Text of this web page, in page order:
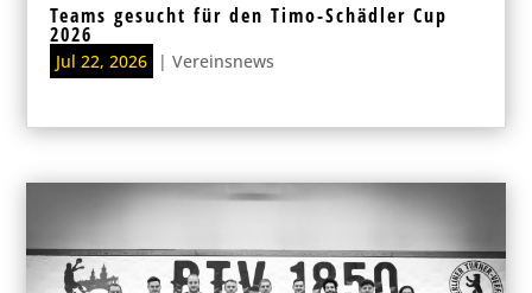
Teams gesucht für den Timo-Schädler Cup
2026
Jul 22, 2026 |Vereinsnews